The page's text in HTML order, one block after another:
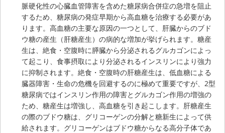
脈硬化性の心臓血管障害を含めた糖尿病合併症の急増を阻止
するため、糖尿病の発症早期から高血糖を治療する必要があ
ります。高血糖の主要な原因の一つとして、肝臓からのブド
ウ糖の産生（肝糖産生）の病的な増加が挙げられます。糖産
生は、絶食・空腹時に膵臓から分泌されるグルカゴンによっ
て起こり、食事摂取により分泌されるインスリンにより強力
に抑制されます。絶食・空腹時の肝糖産生は、低血糖による
臓器障害・生命の危機を回避するのに極めて重要ですが、2型
糖尿病ではインスリン作用の障害とグルカゴン作用の増強の
ため、糖産生は増強し、高血糖を引き起こします。肝糖産生
の際のブドウ糖は、グリコーゲンの分解と糖新生によって供
給されます。グリコーゲンはブドウ糖からなる高分子体であ